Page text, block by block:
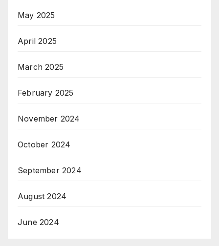
May 2025
April 2025
March 2025
February 2025
November 2024
October 2024
September 2024
August 2024
June 2024